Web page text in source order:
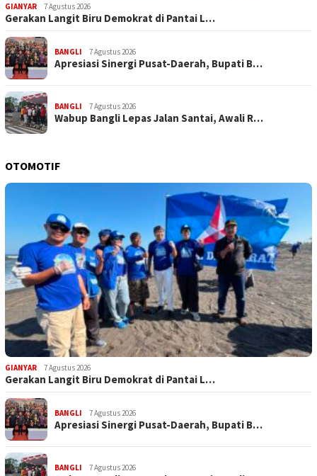
GIANYAR 7 Agustus 2026
Gerakan Langit Biru Demokrat di Pantai L…
BANGLI 7 Agustus 2026
Apresiasi Sinergi Pusat-Daerah, Bupati B…
BANGLI 7 Agustus 2026
Wabup Bangli Lepas Jalan Santai, Awali R…
OTOMOTIF
GIANYAR 7 Agustus 2026
Gerakan Langit Biru Demokrat di Pantai L…
BANGLI 7 Agustus 2026
Apresiasi Sinergi Pusat-Daerah, Bupati B…
BANGLI 7 Agustus 2026